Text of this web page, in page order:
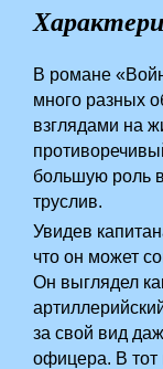
В романе
много разных
взглядами на
большую роль
труслив.
Увидев
что он может
Он выглядел
за свой вид
офицера. В